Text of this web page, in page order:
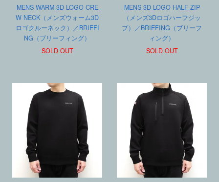
MENS WARM 3D LOGO CRE
W NECK（メンズウォーム3D
ロゴクルーネック）／BRIEFI
NG（ブリーフィング）
SOLD OUT
MENS 3D LOGO HALF ZIP
（メンズ3Dロゴハーフジッ
プ）／BRIEFING（ブリーフ
ィング）
SOLD OUT